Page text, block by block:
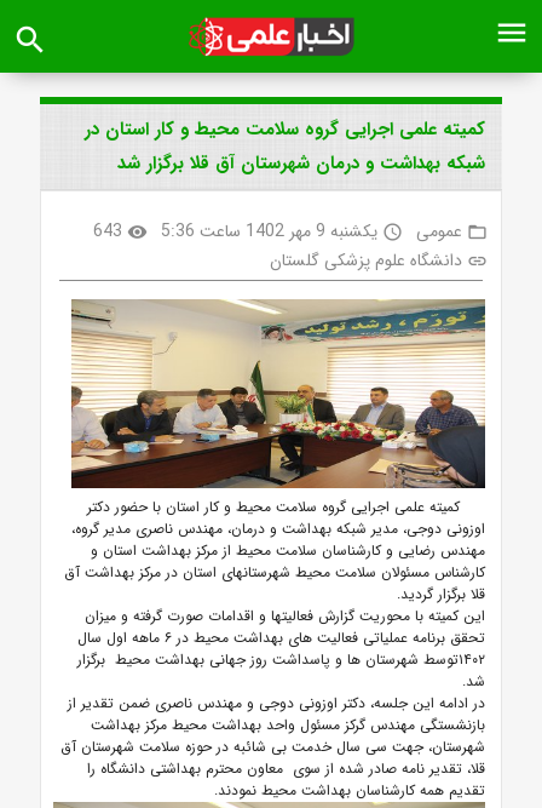
menu
search
کمیته علمی اجرایی گروه سلامت محیط و کار استان در
شبکه بهداشت و درمان شهرستان آق قلا برگزار شد
folder_open عمومی access_time یکشنبه 9 مهر 1402 ساعت 5:36 visibility
643
link دانشگاه علوم پزشکی گلستان
کمیته علمی اجرایی گروه سلامت محیط و کار استان با حضور دکتر
اوزونی دوجی، مدیر شبکه بهداشت و درمان، مهندس ناصری مدیر گروه،
مهندس رضایی و کارشناسان سلامت محیط از مرکز بهداشت استان و
کارشناس مسئولان سلامت محیط شهرستانهای استان در مرکز بهداشت آق
قلا برگزار گردید.
این کمیته با محوریت گزارش فعالیتها و اقدامات صورت گرفته و میزان
تحقق برنامه عملیاتی فعالیت های بهداشت محیط در ۶ ماهه اول سال
۱۴۰۲توسط شهرستان ها و پاسداشت روز جهانی بهداشت محیط برگزار
شد.
در ادامه این جلسه، دکتر اوزونی دوجی و مهندس ناصری ضمن تقدیر از
بازنشستگی مهندس گرکز مسئول واحد بهداشت محیط مرکز بهداشت
شهرستان، جهت سی سال خدمت بی شائبه در حوزه سلامت شهرستان آق
قلا، تقدیر نامه صادر شده از سوی معاون محترم بهداشتی دانشگاه را
تقدیم همه کارشناسان بهداشت محیط نمودند.